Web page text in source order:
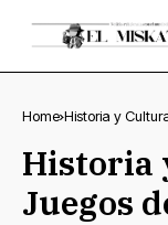
Home Historia y
Historia
Juegos